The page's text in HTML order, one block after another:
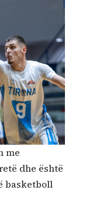
me
dhe është
basketboll